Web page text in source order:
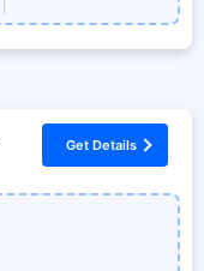
Get Details